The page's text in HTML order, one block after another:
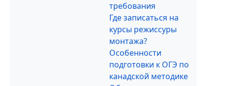
требования
Где записаться на
курсы режиссуры
монтажа?
Особенности
подготовки к ОГЭ по
канадской методике